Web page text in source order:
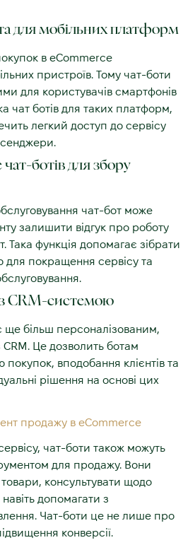
для мобільних платформ
в eCommerce
пристроїв. Тому чат-боти
для користувачів смартфонів
чат ботів для таких платформ,
легкий доступ до сервісу
ботів для збору
чат-бот може
залишити відгук про роботу
Така функція допомагає зібрати
для покращення сервісу та
з CRM-системою
більш персоналізованим,
CRM. Це дозволить ботам
покупок, вподобання клієнтів та
рішення на основі цих
продажу в eCommerce
чат-боти також можуть
для продажу. Вони
консультувати щодо
допомагати з
Чат-боти це не лише про
конверсії.